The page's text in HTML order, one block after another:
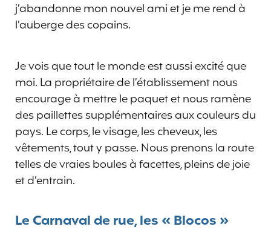
j’abandonne mon nouvel ami et je me rend à
l’auberge des copains.
Je vois que tout le monde est aussi excité que
moi. La propriétaire de l’établissement nous
encourage à mettre le paquet et nous ramène
des paillettes supplémentaires aux couleurs du
pays. Le corps, le visage, les cheveux, les
vêtements, tout y passe. Nous prenons la route
telles de vraies boules à facettes, pleins de joie
et d’entrain.
Le Carnaval de rue, les « Blocos »